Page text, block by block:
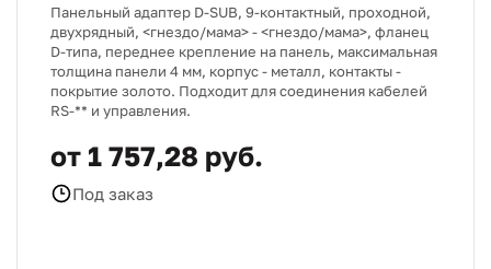
Панельный адаптер D-SUB, 9-контактный, проходной,
двухрядный, <гнездо/мама> - <гнездо/мама>, фланец
D-типа, переднее крепление на панель, максимальная
толщина панели 4 мм, корпус - металл, контакты -
покрытие золото. Подходит для соединения кабелей
RS-** и управления.
от 1 757,28 руб.
Под заказ